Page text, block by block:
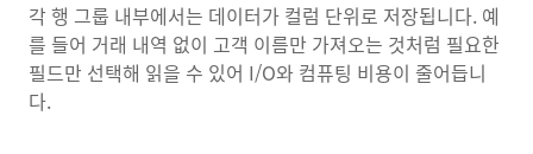
각 행 그룹 내부에서는 데이터가 컬럼 단위로 저장됩니다. 예
를 들어 거래 내역 없이 고객 이름만 가져오는 것처럼 필요한
필드만 선택해 읽을 수 있어 I/O와 컴퓨팅 비용이 줄어듭니
다.